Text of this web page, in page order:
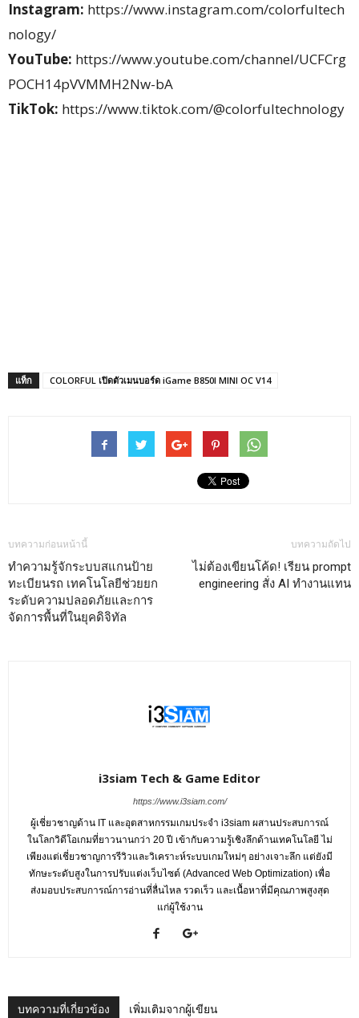
Instagram: https://www.instagram.com/colorfultech
nology/
YouTube: https://www.youtube.com/channel/UCFCrg
POCH14pVVMMH2Nw-bA
TikTok: https://www.tiktok.com/@colorfultechnology
แท็ก COLORFUL เปิดตัวเมนบอร์ด iGame B850I MINI OC V14
บทความก่อนหน้านี้
ทำความรู้จักระบบสแกนป้าย
ทะเบียนรถ เทคโนโลยีช่วยยก
ระดับความปลอดภัยและการ
จัดการพื้นที่ในยุคดิจิทัล
บทความถัดไป
ไม่ต้องเขียนโค้ด! เรียน prompt
engineering สั่ง AI ทำงานแทน
i3siam Tech & Game Editor
https://www.i3siam.com/
ผู้เชี่ยวชาญด้าน IT และอุตสาหกรรมเกมประจำ i3siam ผสานประสบการณ์
ในโลกวิดีโอเกมที่ยาวนานกว่า 20 ปี เข้ากับความรู้เชิงลึกด้านเทคโนโลยี ไม่
เพียงแต่เชี่ยวชาญการรีวิวและวิเคราะห์ระบบเกมใหม่ๆ อย่างเจาะลึก แต่ยังมี
ทักษะระดับสูงในการปรับแต่งเว็บไซต์ (Advanced Web Optimization) เพื่อ
ส่งมอบประสบการณ์การอ่านที่ลื่นไหล รวดเร็ว และเนื้อหาที่มีคุณภาพสูงสุด
แก่ผู้ใช้งาน
บทความที่เกี่ยวข้อง เพิ่มเติมจากผู้เขียน